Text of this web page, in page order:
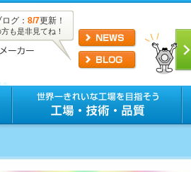
グ： 8/7更新！
も是非見てね！